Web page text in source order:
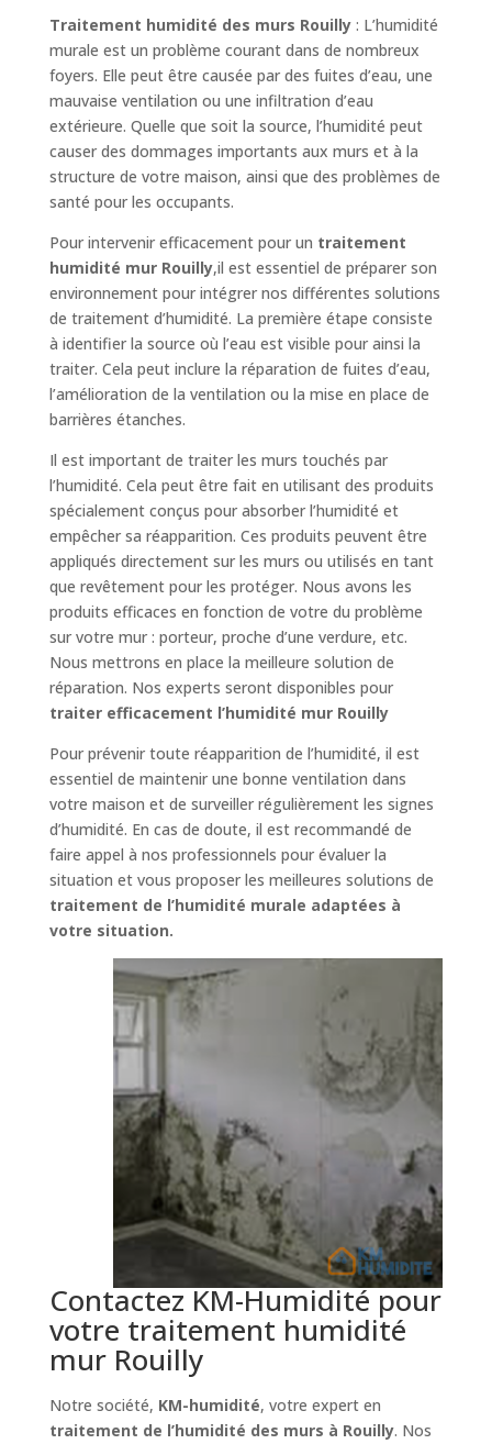
Traitement humidité des murs Rouilly: L’humidité
murale est un problème courant dans de nombreux
foyers. Elle peut être causée par des fuites d’eau, une
mauvaise ventilation ou une infiltration d’eau
extérieure. Quelle que soit la source, l’humidité peut
causer des dommages importants aux murs et à la
structure de votre maison, ainsi que des problèmes de
santé pour les occupants.
Pour intervenir efficacement pour un traitement
humidité mur Rouilly,il est essentiel de préparer son
environnement pour intégrer nos différentes solutions
de traitement d’humidité. La première étape consiste
à identifier la source où l’eau est visible pour ainsi la
traiter. Cela peut inclure la réparation de fuites d’eau,
l’amélioration de la ventilation ou la mise en place de
barrières étanches.
Il est important de traiter les murs touchés par
l’humidité. Cela peut être fait en utilisant des produits
spécialement conçus pour absorber l’humidité et
empêcher sa réapparition. Ces produits peuvent être
appliqués directement sur les murs ou utilisés en tant
que revêtement pour les protéger. Nous avons les
produits efficaces en fonction de votre du problème
sur votre mur : porteur, proche d’une verdure, etc.
Nous mettrons en place la meilleure solution de
réparation. Nos experts seront disponibles pour
traiter efficacement l’humidité mur Rouilly
Pour prévenir toute réapparition de l’humidité, il est
essentiel de maintenir une bonne ventilation dans
votre maison et de surveiller régulièrement les signes
d’humidité. En cas de doute, il est recommandé de
faire appel à nos professionnels pour évaluer la
situation et vous proposer les meilleures solutions de
traitement de l’humidité murale adaptées à
votre situation.
Contactez KM-Humidité pour
votre traitement humidité
mur Rouilly
Notre société, KM-humidité, votre expert en
traitement de l’humidité des murs à Rouilly. Nos